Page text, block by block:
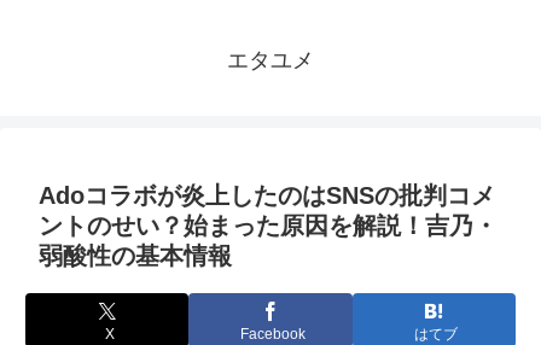
エタユメ
Adoコラボが炎上したのはSNSの批判コメ
ントのせい？始まった原因を解説！吉乃・
弱酸性の基本情報
X Facebook はてブ